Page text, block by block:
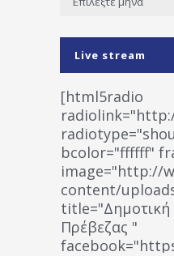
Live stream
[html5radio
bcolor="ffffff"
image="http://
content/
title="Δημοτική
Πρέβεζας "